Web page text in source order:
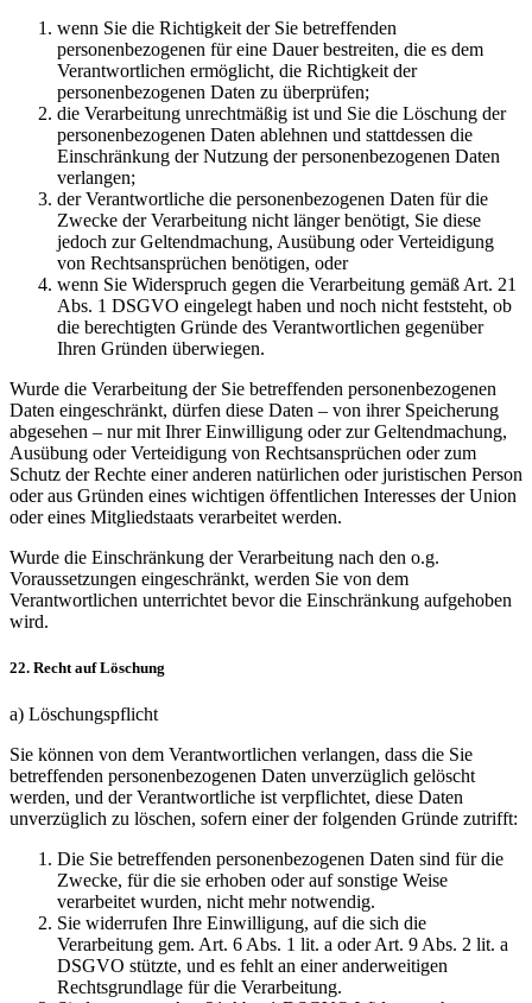
wenn Sie die Richtigkeit der Sie betreffenden
personenbezogenen für eine Dauer bestreiten, die es dem
Verantwortlichen ermöglicht, die Richtigkeit der
personenbezogenen Daten zu überprüfen;
die Verarbeitung unrechtmäßig ist und Sie die Löschung der
personenbezogenen Daten ablehnen und stattdessen die
Einschränkung der Nutzung der personenbezogenen Daten
verlangen;
der Verantwortliche die personenbezogenen Daten für die
Zwecke der Verarbeitung nicht länger benötigt, Sie diese
jedoch zur Geltendmachung, Ausübung oder Verteidigung
von Rechtsansprüchen benötigen, oder
wenn Sie Widerspruch gegen die Verarbeitung gemäß Art. 21
Abs. 1 DSGVO eingelegt haben und noch nicht feststeht, ob
die berechtigten Gründe des Verantwortlichen gegenüber
Ihren Gründen überwiegen.
Wurde die Verarbeitung der Sie betreffenden personenbezogenen
Daten eingeschränkt, dürfen diese Daten – von ihrer Speicherung
abgesehen – nur mit Ihrer Einwilligung oder zur Geltendmachung,
Ausübung oder Verteidigung von Rechtsansprüchen oder zum
Schutz der Rechte einer anderen natürlichen oder juristischen Person
oder aus Gründen eines wichtigen öffentlichen Interesses der Union
oder eines Mitgliedstaats verarbeitet werden.
Wurde die Einschränkung der Verarbeitung nach den o.g.
Voraussetzungen eingeschränkt, werden Sie von dem
Verantwortlichen unterrichtet bevor die Einschränkung aufgehoben
wird.
22. Recht auf Löschung
a) Löschungspflicht
Sie können von dem Verantwortlichen verlangen, dass die Sie
betreffenden personenbezogenen Daten unverzüglich gelöscht
werden, und der Verantwortliche ist verpflichtet, diese Daten
unverzüglich zu löschen, sofern einer der folgenden Gründe zutrifft:
Die Sie betreffenden personenbezogenen Daten sind für die
Zwecke, für die sie erhoben oder auf sonstige Weise
verarbeitet wurden, nicht mehr notwendig.
Sie widerrufen Ihre Einwilligung, auf die sich die
Verarbeitung gem. Art. 6 Abs. 1 lit. a oder Art. 9 Abs. 2 lit. a
DSGVO stützte, und es fehlt an einer anderweitigen
Rechtsgrundlage für die Verarbeitung.